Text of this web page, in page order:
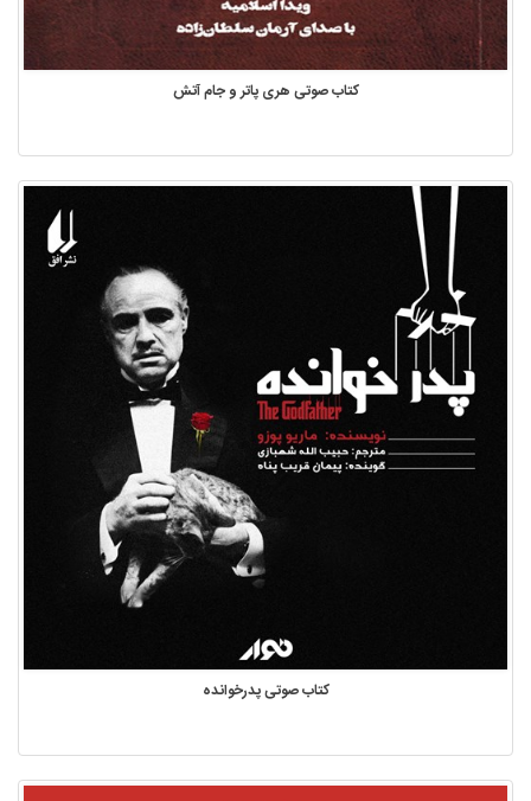
کتاب صوتی هری پاتر و جام آتش
کتاب صوتی پدرخوانده